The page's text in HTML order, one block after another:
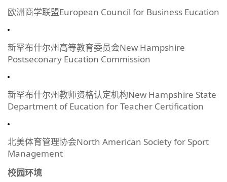
欧洲商学联盟European Council for Business Eucation
新罕布什尔州高等教育委员会New Hampshire
Postseconary Eucation Commission
新罕布什尔州教师资格认定机构New Hampshire State
Department of Eucation for Teacher Certification
北美体育管理协会North American Society for Sport
Management
校园环境